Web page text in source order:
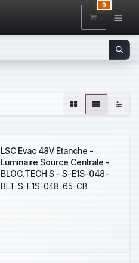
0
LSC Evac 48V Etanche -
Luminaire Source Centrale -
BLOC.TECH S – S-E1S-048-
65-CB - 180 lm - IP44 - IK08 -
BLT-S-E1S-048-65-CB